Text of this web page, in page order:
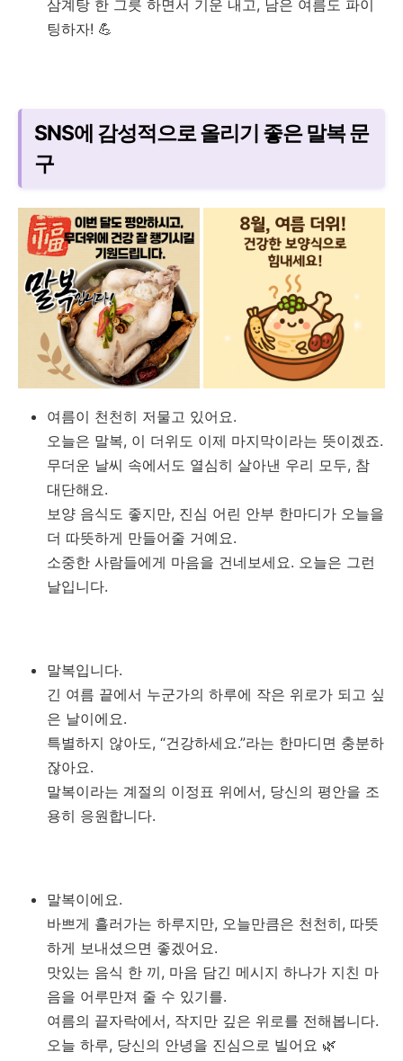
삼계탕 한 그릇 하면서 기운 내고, 남은 여름도 파이
팅하자! 💪
SNS에 감성적으로 올리기 좋은 말복 문
구
여름이 천천히 저물고 있어요.
오늘은 말복, 이 더위도 이제 마지막이라는 뜻이겠죠.
무더운 날씨 속에서도 열심히 살아낸 우리 모두, 참
대단해요.
보양 음식도 좋지만, 진심 어린 안부 한마디가 오늘을
더 따뜻하게 만들어줄 거예요.
소중한 사람들에게 마음을 건네보세요. 오늘은 그런
날입니다.
말복입니다.
긴 여름 끝에서 누군가의 하루에 작은 위로가 되고 싶
은 날이에요.
특별하지 않아도, “건강하세요.”라는 한마디면 충분하
잖아요.
말복이라는 계절의 이정표 위에서, 당신의 평안을 조
용히 응원합니다.
말복이에요.
바쁘게 흘러가는 하루지만, 오늘만큼은 천천히, 따뜻
하게 보내셨으면 좋겠어요.
맛있는 음식 한 끼, 마음 담긴 메시지 하나가 지친 마
음을 어루만져 줄 수 있기를.
여름의 끝자락에서, 작지만 깊은 위로를 전해봅니다.
오늘 하루, 당신의 안녕을 진심으로 빌어요 🌿